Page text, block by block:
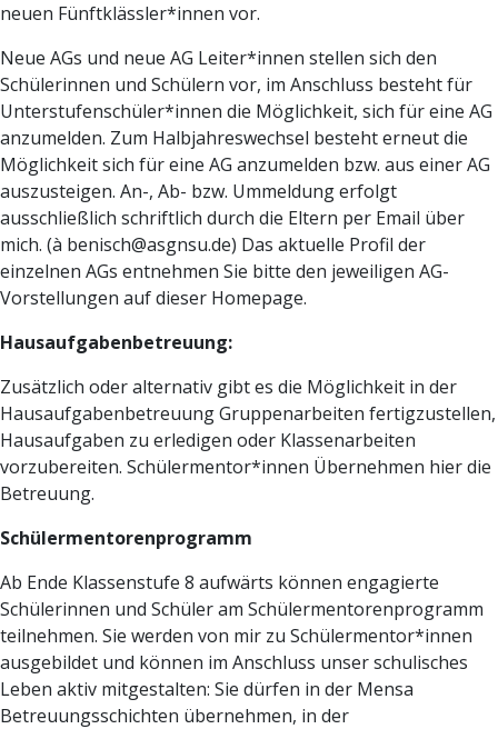
neuen Fünftklässler*innen vor.
Neue AGs und neue AG Leiter*innen stellen sich den
Schülerinnen und Schülern vor, im Anschluss besteht für
Unterstufenschüler*innen die Möglichkeit, sich für eine AG
anzumelden. Zum Halbjahreswechsel besteht erneut die
Möglichkeit sich für eine AG anzumelden bzw. aus einer AG
auszusteigen. An-, Ab- bzw. Ummeldung erfolgt
ausschließlich schriftlich durch die Eltern per Email über
mich. (à benisch@asgnsu.de) Das aktuelle Profil der
einzelnen AGs entnehmen Sie bitte den jeweiligen AG-
Vorstellungen auf dieser Homepage.
Hausaufgabenbetreuung:
Zusätzlich oder alternativ gibt es die Möglichkeit in der
Hausaufgabenbetreuung Gruppenarbeiten fertigzustellen,
Hausaufgaben zu erledigen oder Klassenarbeiten
vorzubereiten. Schülermentor*innen Übernehmen hier die
Betreuung.
Schülermentorenprogramm
Ab Ende Klassenstufe 8 aufwärts können engagierte
Schülerinnen und Schüler am Schülermentorenprogramm
teilnehmen. Sie werden von mir zu Schülermentor*innen
ausgebildet und können im Anschluss unser schulisches
Leben aktiv mitgestalten: Sie dürfen in der Mensa
Betreuungsschichten übernehmen, in der